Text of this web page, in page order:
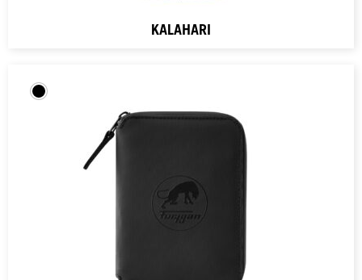
KALAHARI